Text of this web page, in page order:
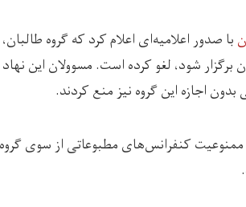
با صدور اعلامیه‌ای اعلام کرد که گروه
برگزار شود، لغو کرده است. مسوولان این
اجازه این گروه نیز منع کردند.
ممنوعیت کنفرانس‌های مطبوعاتی از سوی